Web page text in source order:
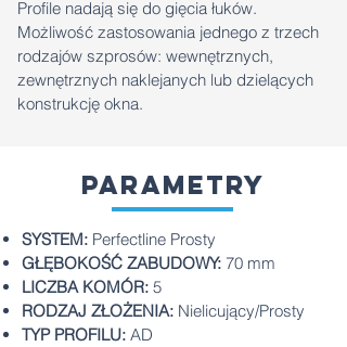
Profile nadają się do gięcia łuków.
Możliwość zastosowania jednego z trzech
rodzajów szprosów: wewnętrznych,
zewnętrznych naklejanych lub dzielących
konstrukcję okna.
parametry
SYSTEM: Perfectline Prosty
GŁĘBOKOŚĆ ZABUDOWY: 70 mm
LICZBA KOMÓR: 5
RODZAJ ZŁOŻENIA: Nielicujący/Prosty
TYP PROFILU: AD